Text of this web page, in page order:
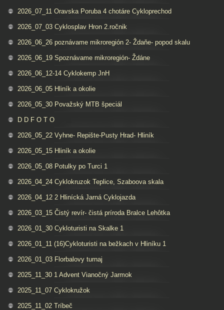
2026_07_11 Oravska Poruba 4 chotáre Cykloprechod
2026_07_03 Cyklosplav Hron 2.ročnik
2026_06_26 poznávame mikroregión 2- Ždaňe- popod skalu
2026_06_19 Spoznávame mikroregión- Ždáne
2026_06_12-14 Cyklokemp JnH
2026_06_05 Hliník a okolie
2026_05_30 Považský MTB špeciál
D D F O T O
2026_05_22 Vyhne- Repište-Pusty Hrad- Hliník
2026_05_15 Hliník a okolie
2026_05_08 Potulky po Turci 1
2026_04_24 Cyklokruzok Teplice, Szaboova skala
2026_04_12 2 Hlinícká Jarná Cyklojazda
2026_03_15 Čistý revír- čistá príroda Bralce Lehôtka
2026_01_30 Cykloturisti na Skalke 1
2026_01_11 (16)Cykloturisti na bežkach v Hliníku 1
2026_01_03 Florbalovy turnaj
2025_11_30 1 Advent Vianočný Jarmok
2025_11_07 Cyklokružok
2025_11_02 Tríbeč